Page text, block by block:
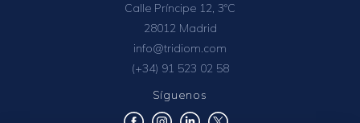
Calle Príncipe 12, 3ºC
28012 Madrid
info@tridiom.com
(+34) 91 523 02 58
Síguenos